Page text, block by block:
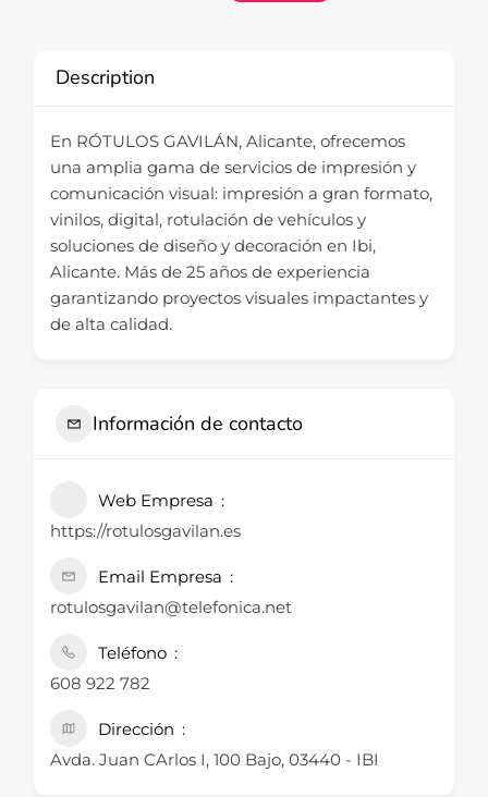
Description
En RÓTULOS GAVILÁN, Alicante, ofrecemos
una amplia gama de servicios de impresión y
comunicación visual: impresión a gran formato,
vinilos, digital, rotulación de vehículos y
soluciones de diseño y decoración en Ibi,
Alicante. Más de 25 años de experiencia
garantizando proyectos visuales impactantes y
de alta calidad.
Información de contacto
Web Empresa
https://rotulosgavilan.es
Email Empresa
rotulosgavilan@telefonica.net
Teléfono
608 922 782
Dirección
Avda. Juan CArlos I, 100 Bajo, 03440 - IBI